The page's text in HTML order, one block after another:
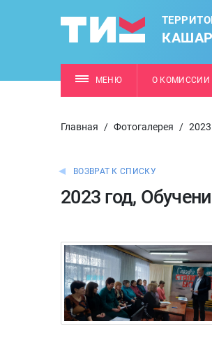
МЕНЮ О КОМИССИИ
Главная / Фотогалерея / 2023
ВОЗВРАТ К СПИСКУ
2023 год,